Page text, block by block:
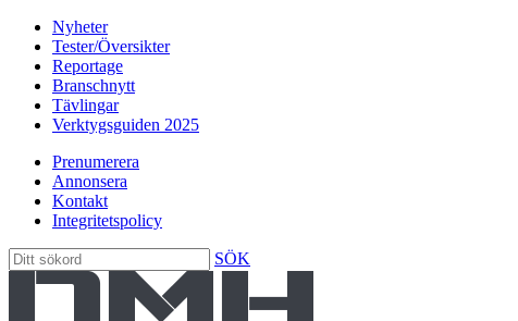
Nyheter
Tester/Översikter
Reportage
Branschnytt
Tävlingar
Verktygsguiden 2025
Prenumerera
Annonsera
Kontakt
Integritetspolicy
SÖK